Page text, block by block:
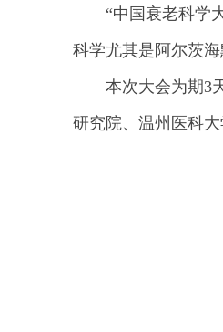
“中国衰老科学
科学尤其是阿尔茨
本次大会为期3
研究院、温州医科